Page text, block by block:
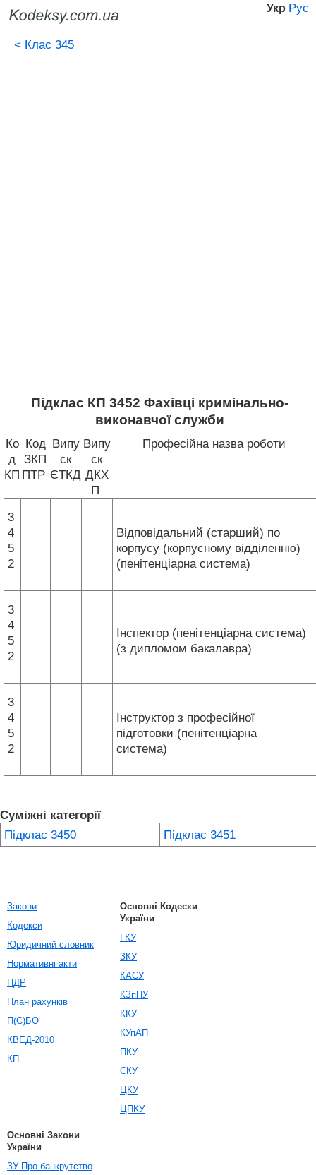
Укр Рус
< Клас 345
Підклас КП 3452 Фахівці кримінально-
виконавчої служби
Ко
д
КП
Код
ЗКП
ПТР
Випу
ск
ЄТКД
Випу
ск
ДКХ
П
Професійна назва роботи
3
4
5
2
Відповідальний (старший) по
корпусу (корпусному відділенню)
(пенітенціарна система)
3
4
5
2
Інспектор (пенітенціарна система)
(з дипломом бакалавра)
3
4
5
2
Інструктор з професійної
підготовки (пенітенціарна
система)
Суміжні категорії
Підклас 3450
Підклас 3451
Закони
Кодекси
Юридичний словник
Нормативні акти
ПДР
План рахунків
П(С)БО
КВЕД-2010
КП
Основні Кодески
України
ГКУ
ЗКУ
КАСУ
КЗпПУ
ККУ
КУпАП
ПКУ
СКУ
ЦКУ
ЦПКУ
Основні Закони
України
ЗУ Про банкрутство